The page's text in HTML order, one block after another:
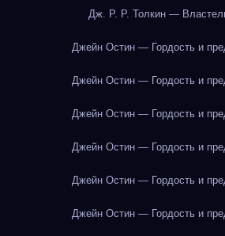
Дж. Р. Р. Толкин —
Джейн Остин — Гордость и
Джейн Остин — Гордость и
Джейн Остин — Гордость и
Джейн Остин — Гордость и
Джейн Остин — Гордость и
Джейн Остин — Гордость и